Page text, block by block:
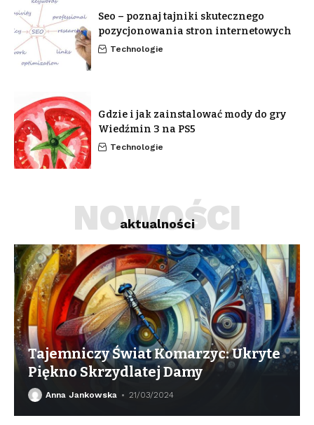
Seo – poznaj tajniki skutecznego
pozycjonowania stron internetowych
Technologie
Gdzie i jak zainstalować mody do gry
Wiedźmin 3 na PS5
Technologie
aktualności
NOWOŚCI
Tajemniczy Świat Komarzyc: Ukryte
Piękno Skrzydlatej Damy
Anna Jankowska 21/03/2024